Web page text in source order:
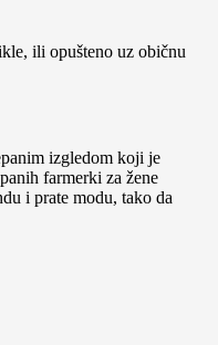
ili opušteno uz običnu
izgledom koji je
farmerki za žene
i prate modu, tako da